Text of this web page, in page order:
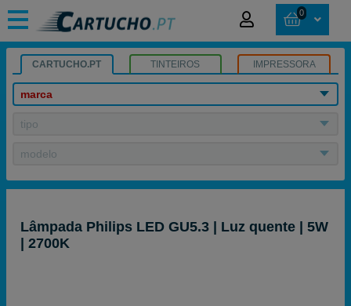
0
CARTUCHO.PT TINTEIROS IMPRESSORA
marca
tipo
modelo
Lâmpada Philips LED GU5.3 | Luz quente | 5W
| 2700K